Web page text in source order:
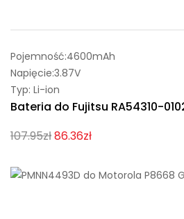
Pojemność:4600mAh
Napięcie:3.87V
Typ: Li-ion
Bateria do Fujitsu RA54310-
107.95zł86.36zł